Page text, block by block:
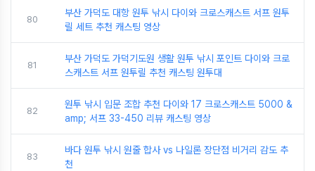
80
부산 가덕도 대항 원투 낚시 다이와 크로스캐스트 서프 원투
릴 세트 추천 캐스팅 영상
81
부산 가덕도 가덕기도원 생활 원투 낚시 포인트 다이와 크로
스캐스트 서프 원투릴 추천 캐스팅 원투대
82
원투 낚시 입문 조합 추천 다이와 17 크로스캐스트 5000 &
amp; 서프 33-450 리뷰 캐스팅 영상
83
바다 원투 낚시 원줄 합사 vs 나일론 장단점 비거리 감도 추
천